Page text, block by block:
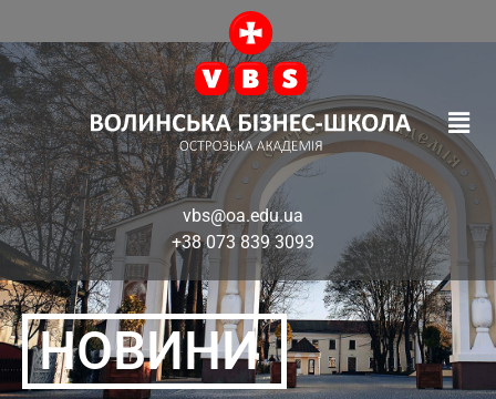
vbs@oa.edu.ua
+38 073 839 3093
НОВИНИ